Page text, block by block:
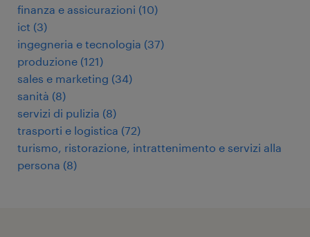
finanza e assicurazioni (10)
ict (3)
ingegneria e tecnologia (37)
produzione (121)
sales e marketing (34)
sanità (8)
servizi di pulizia (8)
trasporti e logistica (72)
turismo, ristorazione, intrattenimento e servizi alla
persona (8)